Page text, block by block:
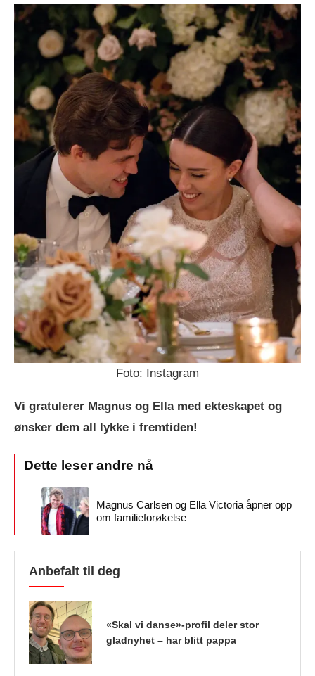
Foto: Instagram
Vi gratulerer Magnus og Ella med ekteskapet og
ønsker dem all lykke i fremtiden!
Magnus Carlsen og Ella Victoria åpner opp
om familieforøkelse
Anbefalt til deg
«Skal vi danse»-profil deler stor
gladnyhet – har blitt pappa